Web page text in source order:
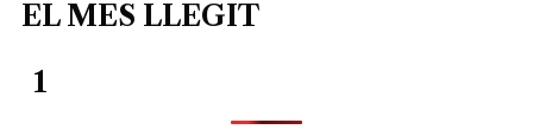
EL MES LLEGIT
1